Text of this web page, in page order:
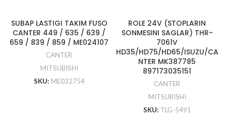
SUBAP LASTIGI TAKIM FUSO
CANTER 449 / 635 / 639 /
659 / 839 / 859 / ME024107
CANTER
MITSUBISHI
SKU: ME032754
ROLE 24V (STOPLARIN
SONMESINI SAGLAR) THR-
7061V
HD35/HD75/HD65/ISUZU/CA
NTER MK387785
897173035151
CANTER
MITSUBISHI
SKU: TLG-5491